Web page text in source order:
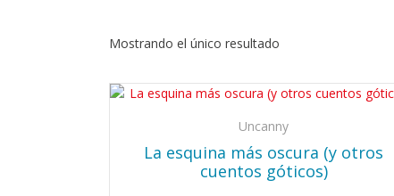
Mostrando el único resultado
Uncanny
La esquina más oscura (y otros
cuentos góticos)